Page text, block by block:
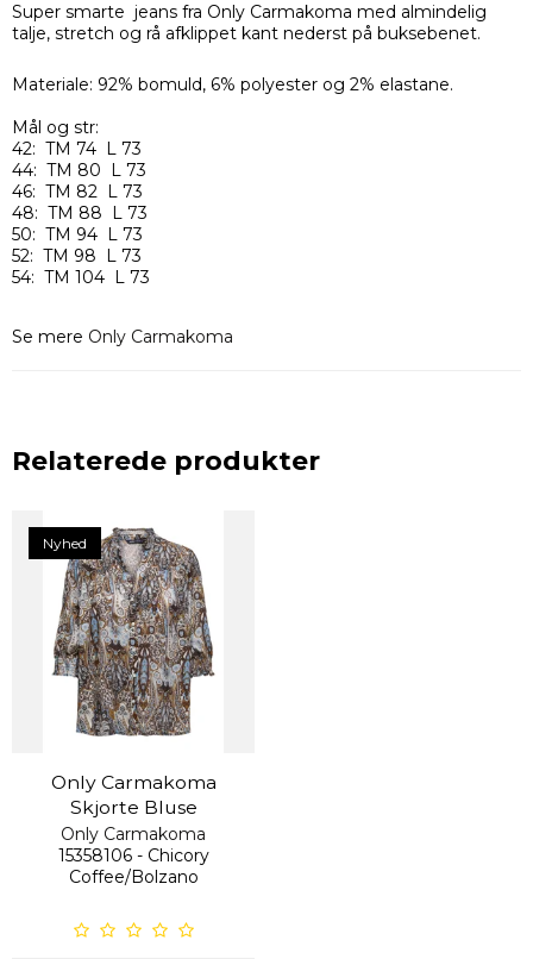
Super smarte jeans fra Only Carmakoma med almindelig
talje, stretch og rå afklippet kant nederst på buksebenet.
Materiale: 92% bomuld, 6% polyester og 2% elastane.
Mål og str:
42: TM 74 L 73
44: TM 80 L 73
46: TM 82 L 73
48: TM 88 L 73
50: TM 94 L 73
52: TM 98 L 73
54: TM 104 L 73
Se mere Only Carmakoma
Relaterede produkter
Nyhed
Only Carmakoma
Skjorte Bluse
Only Carmakoma
15358106 - Chicory
Coffee/Bolzano